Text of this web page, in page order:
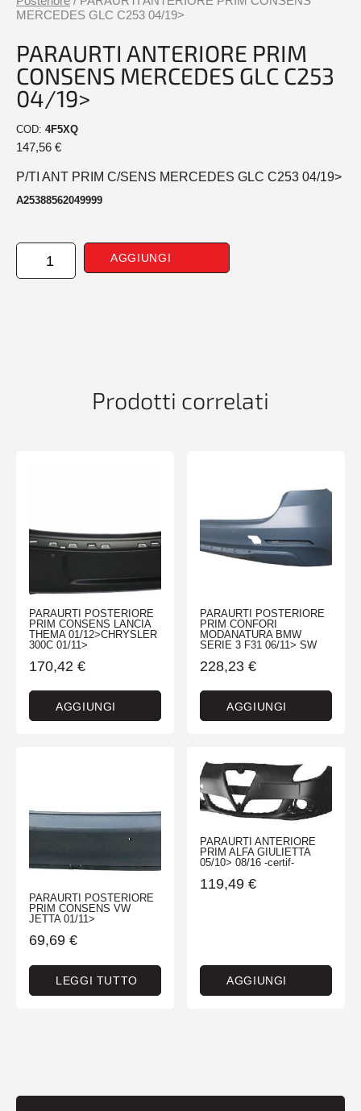
MERCEDES GLC C253 04/19>
PARAURTI ANTERIORE PRIM
CONSENS MERCEDES GLC C253
04/19>
COD: 4F5XQ
147,56 €
P/TI ANT PRIM C/SENS MERCEDES GLC C253 04/19>
A25388562049999
PARAURTI
ANTERIORE
AGGIUNGI
Prodotti correlati
PARAURTI POSTERIORE
PRIM CONSENS LANCIA
THEMA 01/12>CHRYSLER
300C 01/11>
170,42 €
AGGIUNGI
PARAURTI POSTERIORE
PRIM CONFORI
MODANATURA BMW
SERIE 3 F31 06/11> SW
228,23 €
AGGIUNGI
PARAURTI POSTERIORE
PRIM CONSENS VW
JETTA 01/11>
69,69 €
LEGGI TUTTO
PARAURTI ANTERIORE
PRIM ALFA GIULIETTA
05/10> 08/16 -certif-
119,49 €
AGGIUNGI